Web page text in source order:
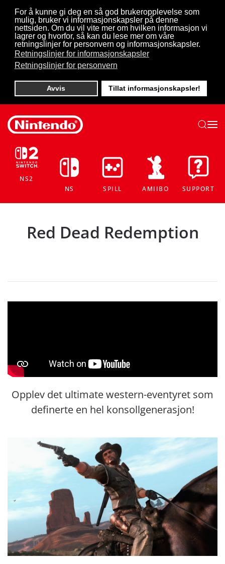
For å kunne gi deg en så god brukeropplevelse som
mulig, bruker vi informasjonskapsler på denne
nettsiden. Om du vil vite mer om hvilken informasjon vi
lagrer og hvorfor, så kan du lese mer om våre
retningslinjer for personvern og informasjonskapsler.
Retningslinjer for informasjonskapsler
Retningslinjer for personvern
Avvis Tillat informasjonskapsler!
Skip to main content
NS2
NS
SPILL AMIIBO SUPPORT
Red Dead Redemption
Opplev det ultimate western-eventyret som
definerte en hel konsollgenerasjon!